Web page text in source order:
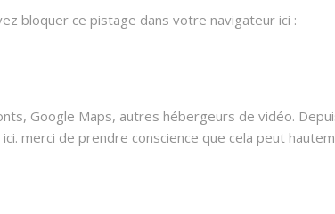
bloquer ce pistage dans votre navigateur ici :
Google Maps, autres hébergeurs de vidéo.
merci de prendre conscience que cela peut